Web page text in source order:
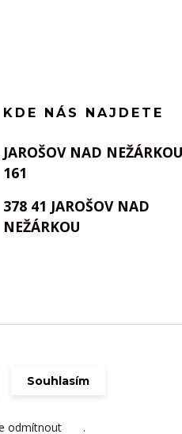
KDE NÁS NAJDETE
JAROŠOV NAD NEŽÁRKOU
161
378 41 JAROŠOV NAD
NEŽÁRKOU
Souhlasím
odmítnout .